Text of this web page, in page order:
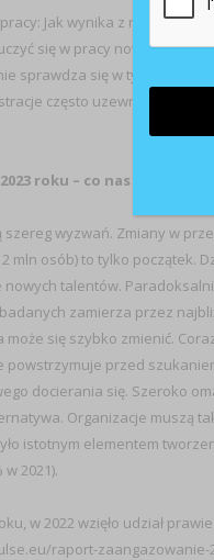
Jak wynika z raportu
się w pracy nowych
sprawdza się w tym co robi,
często uzewnętrzniają,
roku – co nas czeka?
wyzwań. Zmiany w
mln osób) to tylko początek.
talentów.
zamierza przez
może się szybko zmienić.
przed
docierania się. Szeroko
Organizacje muszą
istotnym elementem
2021).
w 2022 wzięło udział
raport-zaangazowanie-